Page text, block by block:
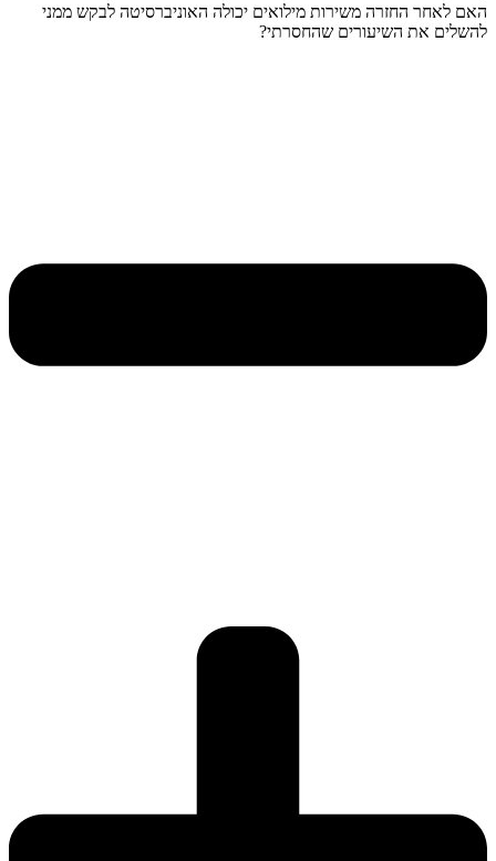
האם לאחר החזרה משירות מילואים יכולה האוניברסיטה לבקש ממני
להשלים את השיעורים שהחסרתי?